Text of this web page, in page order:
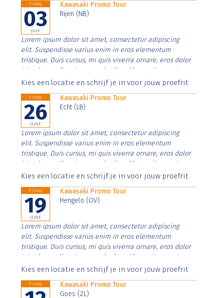
Friday
03
JULY
Kawasaki Promo Tour
Rijen (NB)
Lorem ipsum dolor sit amet, consectetur adipiscing
elit. Suspendisse varius enim in eros elementum
tristique. Duis cursus, mi quis viverra ornare, eros dolor
interdum nulla, ut commodo diam libero vitae erat.
Aenean faucibus nibh et justo cursus id rutrum lorem
Kies een locatie en schrijf je in voor jouw proefrit
Friday
26
JUNE
Kawasaki Promo Tour
Echt (LB)
Lorem ipsum dolor sit amet, consectetur adipiscing
elit. Suspendisse varius enim in eros elementum
tristique. Duis cursus, mi quis viverra ornare, eros dolor
interdum nulla, ut commodo diam libero vitae erat.
Aenean faucibus nibh et justo cursus id rutrum lorem
Kies een locatie en schrijf je in voor jouw proefrit
Friday
19
JUNE
Kawasaki Promo Tour
Hengelo (OV)
Lorem ipsum dolor sit amet, consectetur adipiscing
elit. Suspendisse varius enim in eros elementum
tristique. Duis cursus, mi quis viverra ornare, eros dolor
interdum nulla, ut commodo diam libero vitae erat.
Aenean faucibus nibh et justo cursus id rutrum lorem
Kies een locatie en schrijf je in voor jouw proefrit
Friday
Kawasaki Promo Tour
Goes (ZL)